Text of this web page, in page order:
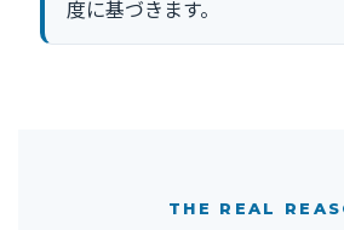
度に基づきます。
THE REAL